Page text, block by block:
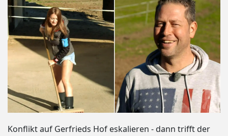
Konflikt auf Gerfrieds Hof eskalieren - dann trifft der